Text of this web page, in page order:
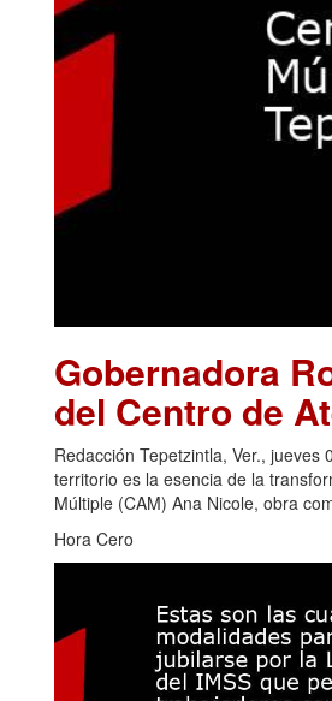
Gobernadora
del Centro de
Redacción Tepetzintla, Ver.,
territorio es la esencia de la
Múltiple (CAM) Ana Nicole, obra
Hora Cero